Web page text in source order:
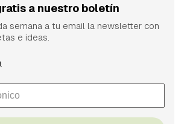
a nuestro boletín
semana a tu email la newsletter con
e ideas.